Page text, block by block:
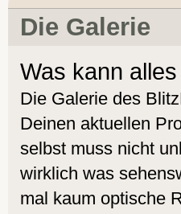
Die Galerie
Was kann
Die Galerie des
Deinen aktuellen
selbst muss nicht
wirklich was
mal kaum optische